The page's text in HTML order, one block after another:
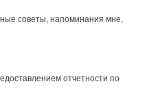
советы, напоминания мне,
отчетности по